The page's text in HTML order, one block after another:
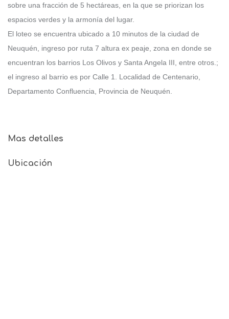
sobre una fracción de 5 hectáreas, en la que se priorizan los
espacios verdes y la armonía del lugar.
El loteo se encuentra ubicado a 10 minutos de la ciudad de
Neuquén, ingreso por ruta 7 altura ex peaje, zona en donde se
encuentran los barrios Los Olivos y Santa Angela III, entre otros.;
el ingreso al barrio es por Calle 1. Localidad de Centenario,
Departamento Confluencia, Provincia de Neuquén.
Mas detalles
Ubicación